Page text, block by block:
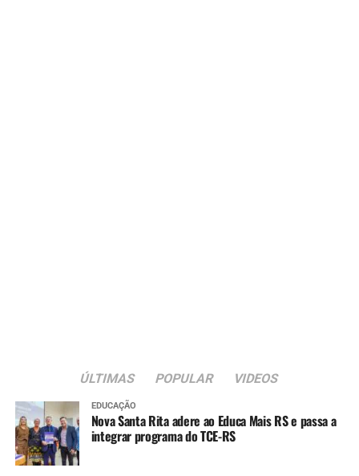
ÚLTIMAS POPULAR VIDEOS
EDUCAÇÃO
Nova Santa Rita adere ao Educa Mais RS e passa a
integrar programa do TCE-RS